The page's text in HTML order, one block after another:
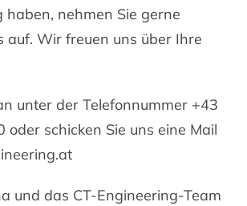
haben, nehmen Sie gerne
auf. Wir freuen uns über Ihre
unter der Telefonnummer +43
oder schicken Sie uns eine Mail
und das CT-Engineering-Team